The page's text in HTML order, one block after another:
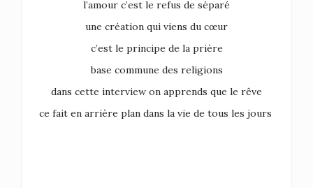
l’amour c’est le refus de séparé
une création qui viens du cœur
c’est le principe de la prière
base commune des religions
dans cette interview on apprends que le rêve
ce fait en arrière plan dans la vie de tous les jours